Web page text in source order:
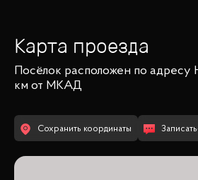
Карта проезда
Посёлок расположен по адресу
км от МКАД
Сохранить координаты